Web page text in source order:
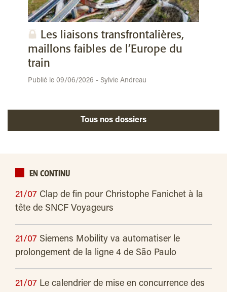
Les liaisons transfrontalières,
maillons faibles de l’Europe du
train
Publié le 09/06/2026 - Sylvie Andreau
Tous nos dossiers
EN CONTINU
21/07 Clap de fin pour Christophe Fanichet à la
tête de SNCF Voyageurs
21/07 Siemens Mobility va automatiser le
prolongement de la ligne 4 de São Paulo
21/07 Le calendrier de mise en concurrence des